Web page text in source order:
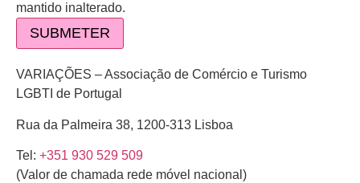
mantido inalterado.
VARIAÇÕES – Associação de Comércio e Turismo
LGBTI de Portugal
Rua da Palmeira 38, 1200-313 Lisboa
Tel: +351 930 529 509
(Valor de chamada rede móvel nacional)